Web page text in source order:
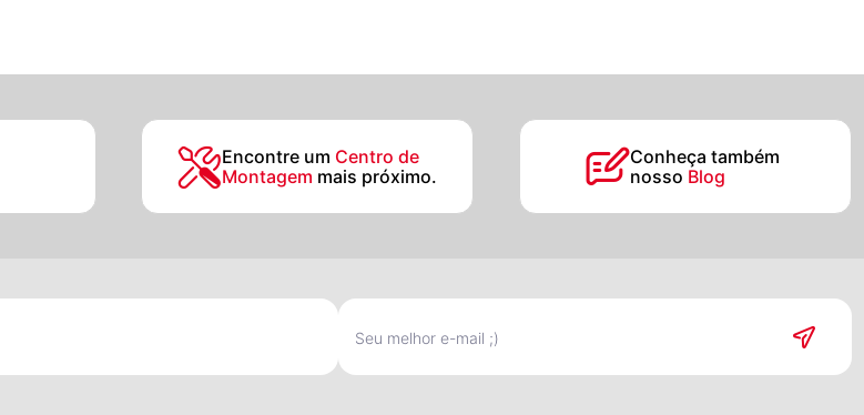
Encontre um Centro de
Montagem mais próximo.
Conheça também
nosso Blog